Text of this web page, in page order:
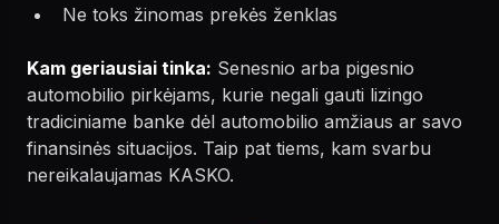
Ne toks žinomas prekės ženklas
Kam geriausiai tinka: Senesnio arba pigesnio
automobilio pirkėjams, kurie negali gauti lizingo
tradiciniame banke dėl automobilio amžiaus ar savo
finansinės situacijos. Taip pat tiems, kam svarbu
nereikalaujamas KASKO.